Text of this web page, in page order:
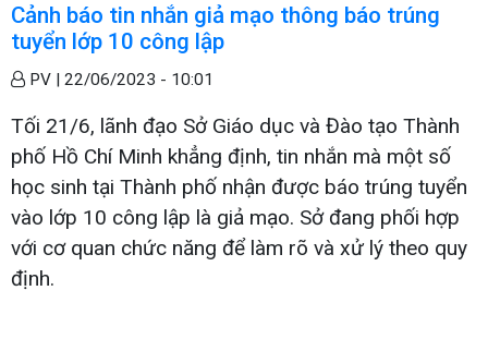
Cảnh báo tin nhắn giả mạo thông báo trúng
tuyển lớp 10 công lập
PV | 22/06/2023 - 10:01
Tối 21/6, lãnh đạo Sở Giáo dục và Đào tạo Thành
phố Hồ Chí Minh khẳng định, tin nhắn mà một số
học sinh tại Thành phố nhận được báo trúng tuyển
vào lớp 10 công lập là giả mạo. Sở đang phối hợp
với cơ quan chức năng để làm rõ và xử lý theo quy
định.